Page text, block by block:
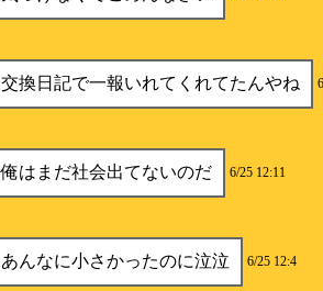
交換日記で一報いれてくれてたんやね
俺はまだ社会出てないのだ 6/25 12:11
あんなに小さかったのに泣泣 6/25 12:4